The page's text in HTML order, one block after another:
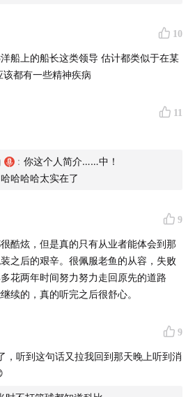
10
船上的船长这类领导 估计都类似于在某
都有一些精神疾病
11
: 你这个人简介……中！
哈哈哈哈太实在了
9
酷炫，但是真的只有从业者能体会到那
之后的艰辛。很佩服老鱼的从容，失败
花两年时间努力努力走回原先的道路
续的，真的听完之后很舒心。
9
，听到这句话又拉我回到那天晚上听到消